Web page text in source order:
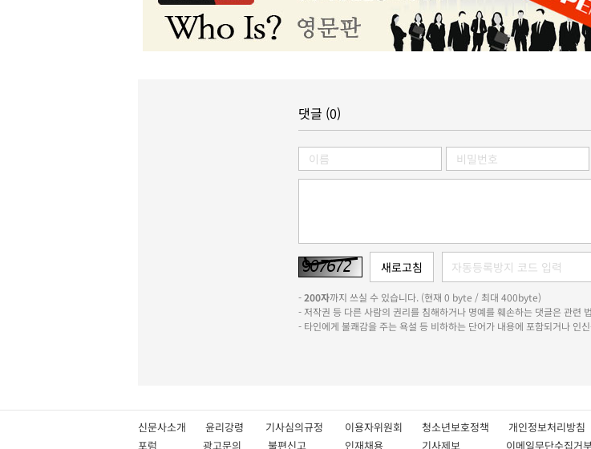
댓글 (0)
-200자까지 쓰실 수 있습니다. (현재 0 byte / 최대 400byte)
- 저작권 등 다른 사람의 권리를 침해하거나 명예를 훼손하는 댓글은 관련
- 타인에게 불쾌감을 주는 욕설 등 비하하는 단어가 내용에 포함되거나 인
신문사소개 윤리강령 기사심의규정 이용자위원회 청소년보호정책 개인정보처리
포럼
광고문의 불편신고 인재채용 기사제보 이메일무단수집거